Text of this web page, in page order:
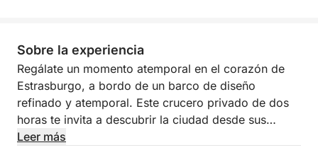
Sobre la experiencia
Regálate un momento atemporal en el corazón de
Estrasburgo, a bordo de un barco de diseño
refinado y atemporal. Este crucero privado de dos
horas te invita a descubrir la ciudad desde sus
canales, en un ambiente tranquilo y exclusivo.
Leer más